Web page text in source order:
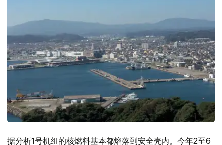
据分析1号机组的核燃料基本都熔落到安全壳内。今年2至6